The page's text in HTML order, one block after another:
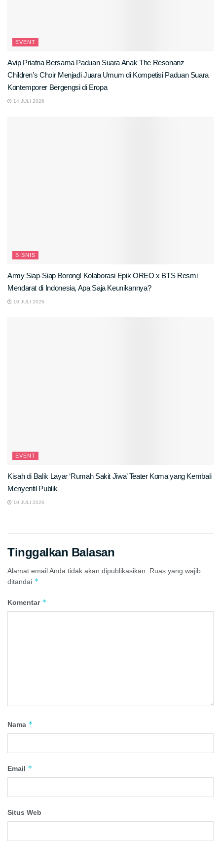
EVENT
Avip Priatna Bersama Paduan Suara Anak The Resonanz
Children’s Choir Menjadi Juara Umum di Kompetisi Paduan Suara
Kontemporer Bergengsi di Eropa
14 JULI 2026
BISNIS
Army Siap-Siap Borong! Kolaborasi Epik OREO x BTS Resmi
Mendarat di Indonesia, Apa Saja Keunikannya?
10 JULI 2026
EVENT
Kisah di Balik Layar ‘Rumah Sakit Jiwa’ Teater Koma yang Kembali
Menyentil Publik
10 JULI 2026
Tinggalkan Balasan
Alamat email Anda tidak akan dipublikasikan.
Ruas yang wajib
ditandai *
Komentar *
Nama *
Email *
Situs Web